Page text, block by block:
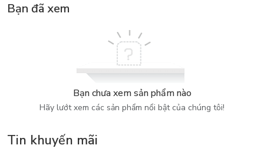
Bạn đã xem
Bạn chưa xem sản phẩm nào
Hãy lướt xem các sản phẩm nổi bật của chúng tôi!
Tin khuyến mãi